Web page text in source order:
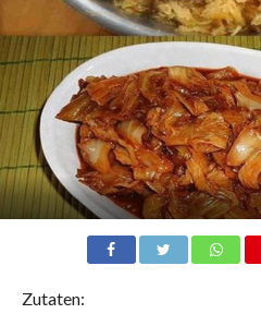
Zutaten: